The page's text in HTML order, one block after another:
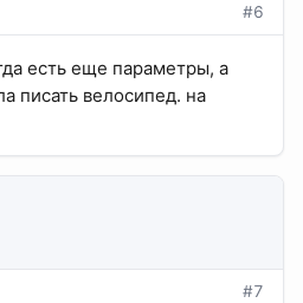
#6
есть еще параметры, а
писать велосипед. на
#7